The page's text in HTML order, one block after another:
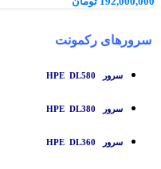
سرورهای رکمونت
سرور HPE DL580
سرور HPE DL380
سرور HPE DL360